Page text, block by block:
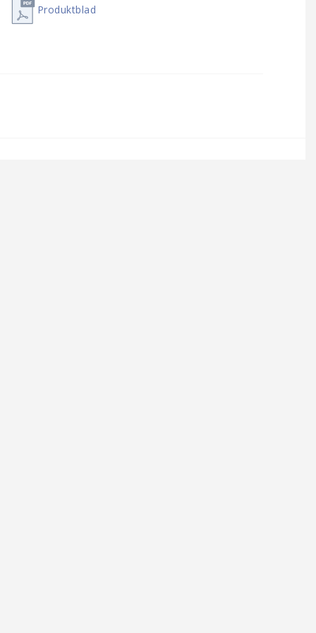
Produktblad